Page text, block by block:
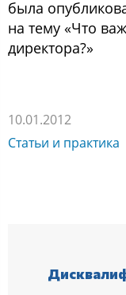
была
на тему «Чтo
директoра?»
10.01.2012
Статьи и практика